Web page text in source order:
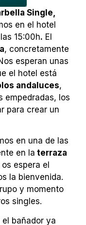
Single,
en el hotel
15:00h. El
, concretamente
esperan unas
el hotel está
andaluces,
empedradas, los
para crear un
en una de las
en la terraza
espera el
la bienvenida.
y momento
singles.
bañador ya